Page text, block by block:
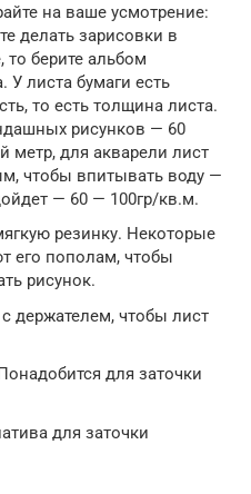
на ваше усмотрение:
делать зарисовки в
то берите альбом
У листа бумаги есть
то есть толщина листа.
рисунков — 60
метр, для акварели лист
чтобы впитывать воду —
— 60 — 100гр/кв.м.
резинку. Некоторые
его пополам, чтобы
рисунок.
держателем, чтобы лист
для заточки
для заточки